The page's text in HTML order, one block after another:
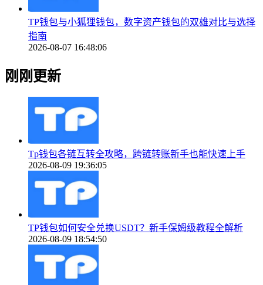
TP钱包与小狐狸钱包，数字资产钱包的双雄对比与选择
指南
2026-08-07 16:48:06
刚刚更新
Tp钱包各链互转全攻略，跨链转账新手也能快速上手
2026-08-09 19:36:05
TP钱包如何安全兑换USDT？新手保姆级教程全解析
2026-08-09 18:54:50